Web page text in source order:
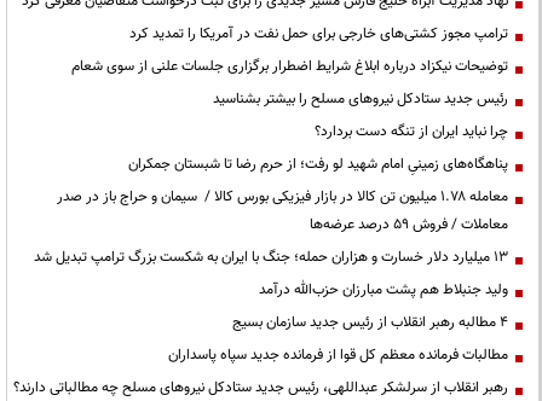
ترامپ مجوز کشتی‌های خارجی برای حمل نفت در آمریکا را تمدید کرد
توضیحات نیکزاد درباره ابلاغ شرایط اضطرار برگزاری جلسات علنی از سوی شعام
رئیس جدید ستادکل نیروهای مسلح را بیشتر بشناسید
چرا نباید ایران از تنگه دست بردارد؟
پناهگاه‌های زمینیِ امام شهید لو رفت؛ از حرم رضا تا شبستان جمکران
معامله ۱.۷۸ میلیون تن کالا در بازار فیزیکی بورس کالا / سیمان و حراج باز در صدر
معاملات / فروش ۵۹ درصد عرضه‌ها
۱۳ میلیارد دلار خسارت و هزاران حمله؛ جنگ با ایران به شکست بزرگ ترامپ تبدیل شد
ولید جنبلاط هم پشت مبارزان حزب‌الله درآمد
۴ مطالبه رهبر انقلاب از رئیس جدید سازمان بسیج
مطالبات فرمانده معظم کل قوا از فرمانده جدید سپاه پاسداران
رهبر انقلاب از سرلشکر عبداللهی، رئیس جدید ستادکل نیروهای مسلح چه مطالباتی دارند؟